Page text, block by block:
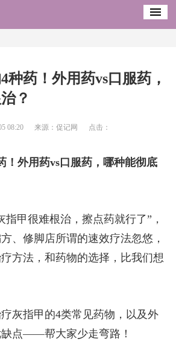
种药！外用药vs口服药，
？
08:20 来源：促记网 点击：
！外用药vs口服药，哪种能彻底
指甲很难根治，擦点药就行了”，
、修脚店所谓的速效疗法忽悠，
方法，和药物的选择，比我们想
灰指甲的4类常见药物，以及外
点——帮大家少走弯路！